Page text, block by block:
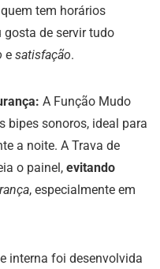
tem horários
gosta de servir tudo
e satisfação.
A Função Mudo
bipes sonoros, ideal para
a noite. A Trava de
o painel, evitando
, especialmente em
interna foi desenvolvida